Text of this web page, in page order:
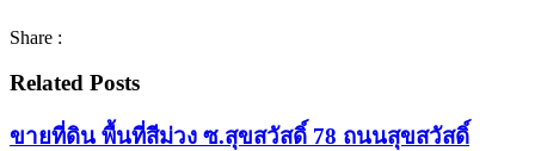
Share :
Related Posts
ขายที่ดิน พื้นที่สีม่วง ซ.สุขสวัสดิ์ 78 ถนนสุขสวัสดิ์